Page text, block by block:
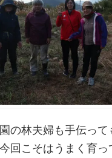
の林夫婦も手伝って
回こそはうまく育っ